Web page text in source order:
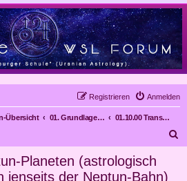
Anmelden
Registrieren
Übersicht 01. Grundlagen der Astrologie
01.10.00 Transneptun-Planeten (astrologisch gefundene Planeten jenseits der Neptun-Bahn)
Planeten (astrologisch
jenseits der Neptun-Bahn)